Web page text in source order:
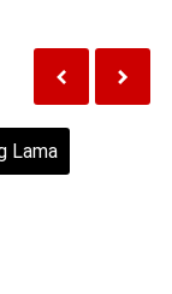
Lama